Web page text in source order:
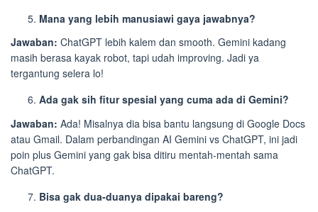
Mana yang lebih manusiawi gaya jawabnya?
Jawaban: ChatGPT lebih kalem dan smooth. Gemini kadang
masih berasa kayak robot, tapi udah improving. Jadi ya
tergantung selera lo!
Ada gak sih fitur spesial yang cuma ada di Gemini?
Jawaban: Ada! Misalnya dia bisa bantu langsung di Google Docs
atau Gmail. Dalam perbandingan AI Gemini vs ChatGPT, ini jadi
poin plus Gemini yang gak bisa ditiru mentah-mentah sama
ChatGPT.
Bisa gak dua-duanya dipakai bareng?